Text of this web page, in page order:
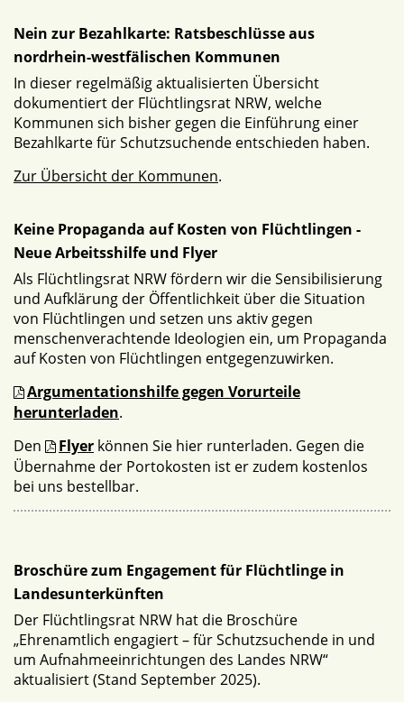
Nein zur Bezahlkarte: Ratsbeschlüsse aus
nordrhein-westfälischen Kommunen
In dieser regelmäßig aktualisierten Übersicht
dokumentiert der Flüchtlingsrat NRW, welche
Kommunen sich bisher gegen die Einführung einer
Bezahlkarte für Schutzsuchende entschieden haben.
Zur Übersicht der Kommunen.
Keine Propaganda auf Kosten von Flüchtlingen -
Neue Arbeitsshilfe und Flyer
Als Flüchtlingsrat NRW fördern wir die Sensibilisierung
und Aufklärung der Öffentlichkeit über die Situation
von Flüchtlingen und setzen uns aktiv gegen
menschenverachtende Ideologien ein, um Propaganda
auf Kosten von Flüchtlingen entgegenzuwirken.
Argumentationshilfe gegen Vorurteile
herunterladen.
Den
Flyer können Sie hier runterladen. Gegen die
Übernahme der Portokosten ist er zudem kostenlos
bei uns bestellbar.
Broschüre zum Engagement für Flüchtlinge in
Landesunterkünften
Der Flüchtlingsrat NRW hat die Broschüre
„Ehrenamtlich engagiert – für Schutzsuchende in und
um Aufnahmeeinrichtungen des Landes NRW“
aktualisiert (Stand September 2025).